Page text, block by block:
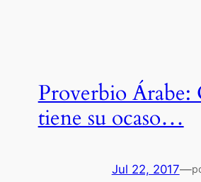
Proverbio Árabe:
tiene su ocaso…
Jul 22, 2017—